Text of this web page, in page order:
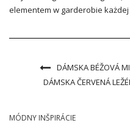
elementem w garderobie
DÁMSKA BÉŽOVÁ
DÁMSKA ČERVENÁ
MÓDNY INŠPIRÁCIE